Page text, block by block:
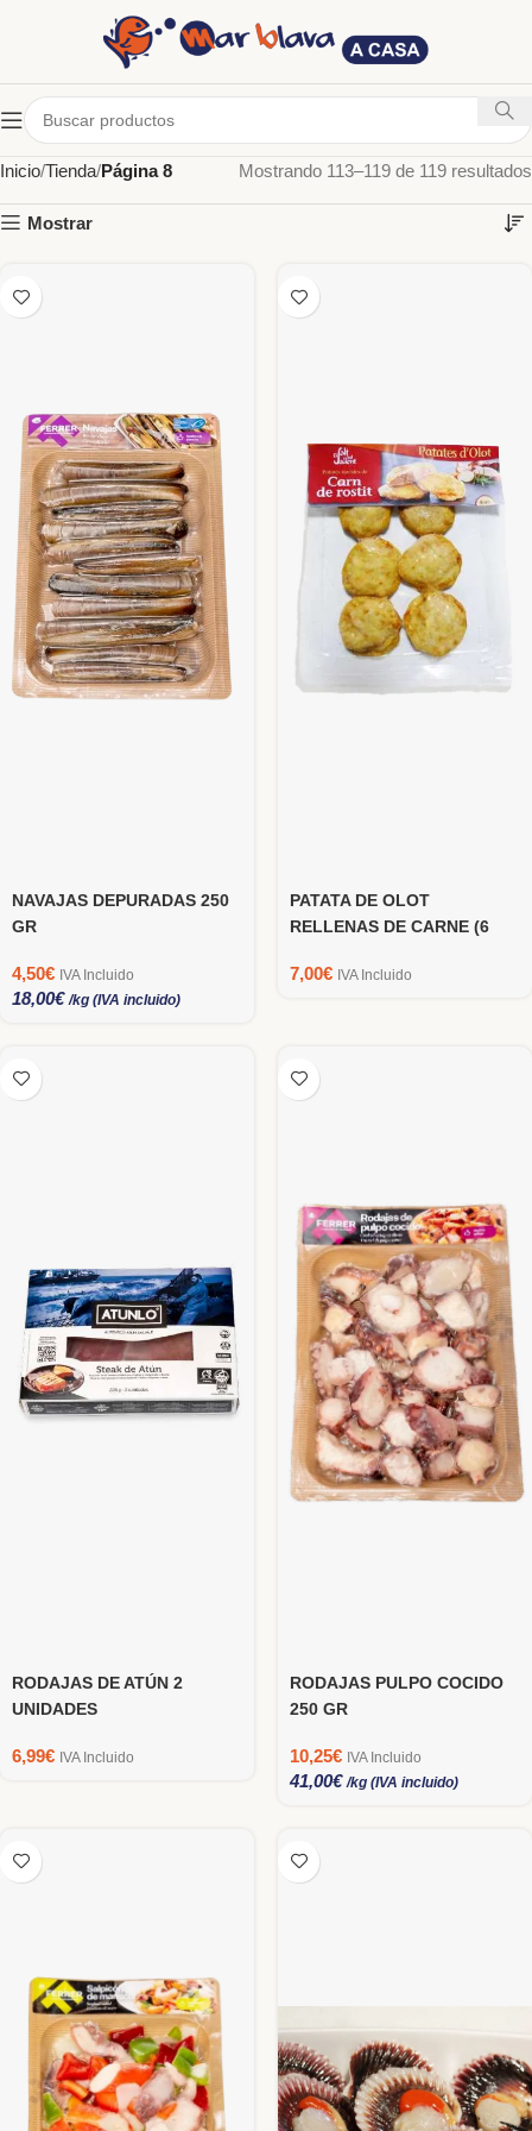
Inicio Tienda Página 8 Mostrando 113–119 de 119 resultados
Mostrar
NAVAJAS DEPURADAS 250
GR
4,50€ IVA Incluido
18,00€ /kg (IVA incluido)
PATATA DE OLOT
RELLENAS DE CARNE (6
7,00€ IVA Incluido
RODAJAS DE ATÚN 2
UNIDADES
6,99€ IVA Incluido
RODAJAS PULPO COCIDO
250 GR
10,25€ IVA Incluido
41,00€ /kg (IVA incluido)